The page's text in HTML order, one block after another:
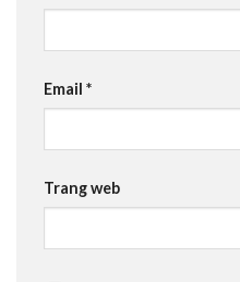
Email *
Trang web